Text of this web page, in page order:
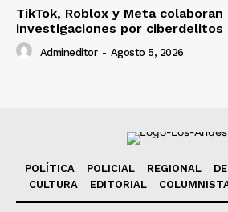
TikTok, Roblox y Meta colaboran
investigaciones por ciberdelitos
Admineditor - Agosto 5, 2026
POLÍTICA POLICIAL REGIONAL
CULTURA
EDITORIAL